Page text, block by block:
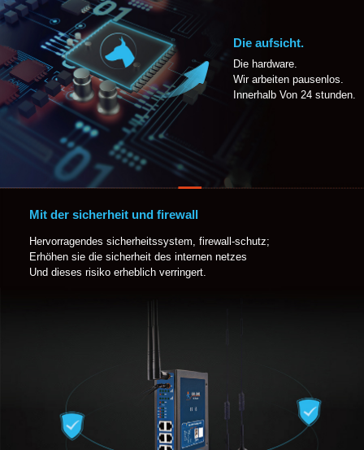
Die aufsicht.
Die hardware.
Wir arbeiten pausenlos.
Innerhalb Von 24 stunden.
Mit der sicherheit und firewall
Hervorragendes sicherheitssystem, firewall-schutz;
Erhöhen sie die sicherheit des internen netzes
Und dieses risiko erheblich verringert.